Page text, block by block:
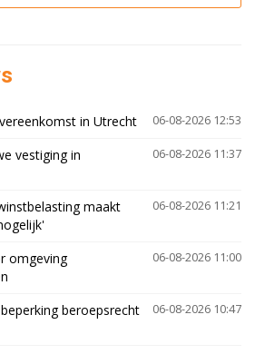
06-08-2026 12:53
in Utrecht
06-08-2026 11:37
vestiging in
06-08-2026 11:21
maakt
06-08-2026 11:00
omgeving
06-08-2026 10:47
beroepsrecht